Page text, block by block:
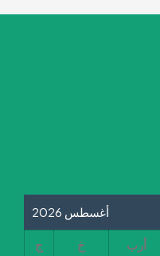
أغسطس 2026
أرب خ
ج